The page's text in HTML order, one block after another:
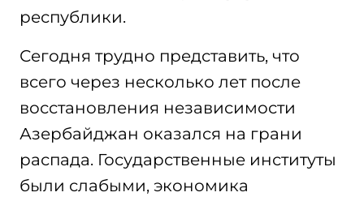
республики.
Сегодня трудно представить, что
всего через несколько лет после
восстановления независимости
Азербайджан оказался на грани
распада. Государственные институты
были слабыми, экономика